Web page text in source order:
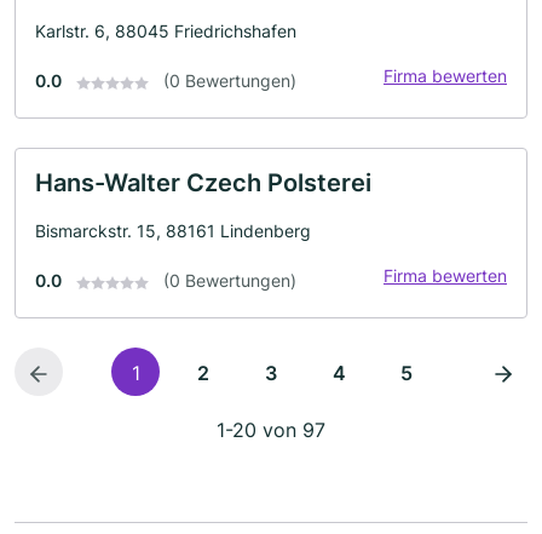
Karlstr. 6, 88045 Friedrichshafen
0.0 (0 Bewertungen) Firma bewerten
Hans-Walter Czech Polsterei
Bismarckstr. 15, 88161 Lindenberg
0.0 (0 Bewertungen) Firma bewerten
1 2 3 4 5
1-20 von 97